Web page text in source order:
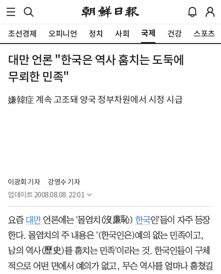
조선경제 오피니언 정치 사회 국제 건강 스포츠
대만 언론 "한국은 역사 훔치는 도둑에
무뢰한 민족"
嫌韓症 계속 고조돼 양국 정부차원에서 시정 시급
이광회 기자
강영수 기자
업데이트 2008.08.08. 22:01
요즘 대만언론에는 '몰염치(沒廉恥) 한국인'들이 자주 등장
한다. 몰염치의 주 내용은 '(한국인은)예의 없는 민족이고,
남의 역사(歷史)를 훔치는 민족'이라는 것. 한국인들이 구체
적으로 어떤 면에서 예의가 없고, 무슨 역사를 얼마나 훔쳤길